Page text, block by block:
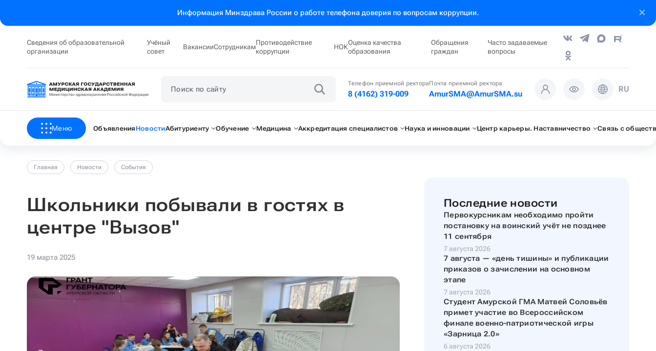
Информация Минздрава России о работе телефона доверия по вопросам коррупции.
Сведения об образовательной
организации
Учёный
совет
ВакансииСотрудникам
Противодействие
коррупции
НОК
Оценка качества
образования
Обращения
граждан
Часто задаваемые
вопросы
Телефон приемной ректора
8 (4162) 319-009
Почта приемной ректора
AmurSMA@AmurSMA.su RU
Меню Объявления НовостиАбитуриенту Обучение Медицина Аккредитация специалистов Наука и инновации Центр карьеры. Наставничество Связь с
Главная Новости События
Школьники побывали в гостях в
центре "Вызов"
19 марта 2025
Последние новости
Первокурсникам необходимо пройти
постановку на воинский учёт не позднее
11 сентября
7 августа 2026
7 августа — «день тишины» и публикации
приказов о зачислении на основном
этапе
7 августа 2026
Студент Амурской ГМА Матвей Соловьёв
примет участие во Всероссийском
финале военно-патриотической игры
«Зарница 2.0»
6 августа 2026